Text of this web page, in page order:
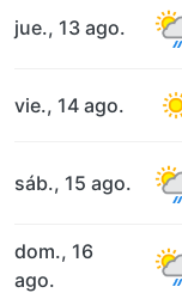
jue., 13 ago.
vie., 14 ago.
sáb., 15 ago.
dom., 16
ago.